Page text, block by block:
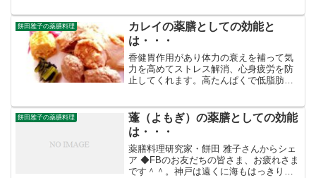
味噌カレーを開発、農家起業グループの
ネット販売受託、各地...
餅田雅子の薬膳料理
カレイの薬膳としての効能と
は・・・
香健胃作用があり体力の衰えを補って気
力を高めてストレス解消、心身疲労を防
止してくれます。高たんぱくで低脂肪、
れています。
餅田雅子の薬膳料理
蓬（よもぎ）の薬膳としての効能
は・・・
薬膳料理研究家・餅田 雅子さんからシェ
ア ◆FBのお友だちの皆さま、お疲れさま
です＾＾。神戸は遠くに海もはっきりと